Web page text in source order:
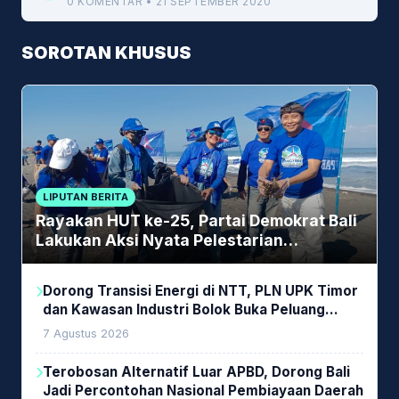
SOROTAN KHUSUS
LIPUTAN BERITA
Rayakan HUT ke-25, Partai Demokrat Bali
Lakukan Aksi Nyata Pelestarian
Lingkungan
Dorong Transisi Energi di NTT, PLN UPK Timor
dan Kawasan Industri Bolok Buka Peluang
Investasi Woodchip untuk Cofiring PLTU Bolok
7 Agustus 2026
Terobosan Alternatif Luar APBD, Dorong Bali
Jadi Percontohan Nasional Pembiayaan Daerah